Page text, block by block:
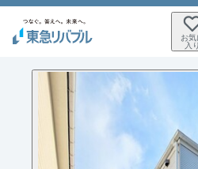
お気
入り